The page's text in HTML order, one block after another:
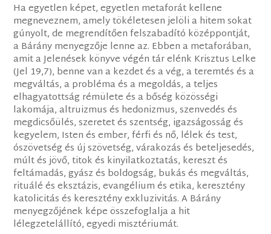
Ha egyetlen képet, egyetlen metaforát kellene
megneveznem, amely tökéletesen jelöli a hitem sokat
gúnyolt, de megrendítően felszabadító középpontját,
a Bárány menyegzője lenne az. Ebben a metaforában,
amit a Jelenések könyve végén tár elénk Krisztus Lelke
(Jel 19,7), benne van a kezdet és a vég, a teremtés és a
megváltás, a probléma és a megoldás, a teljes
elhagyatottság rémülete és a bőség közösségi
lakomája, altruizmus és hedonizmus, szenvedés és
megdicsőülés, szeretet és szentség, igazságosság és
kegyelem, Isten és ember, férfi és nő, lélek és test,
ószövetség és új szövetség, várakozás és beteljesedés,
múlt és jövő, titok és kinyilatkoztatás, kereszt és
feltámadás, gyász és boldogság, bukás és megváltás,
rituálé és eksztázis, evangélium és etika, keresztény
katolicitás és keresztény exkluzivitás. A Bárány
menyegzőjének képe összefoglalja a hit
lélegzetelállító, egyedi misztériumát.